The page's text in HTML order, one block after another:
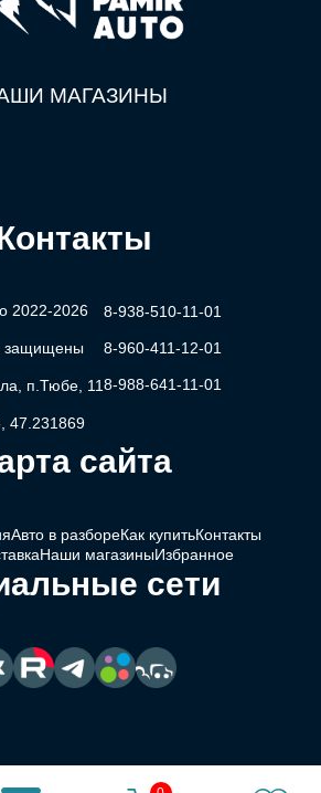
МАГАЗИНЫ
2022-2026
защищены
п.Тюбе, 11
47.231869
8-938-510-11-01
8-960-411-12-01
8-988-641-11-01
сайта
Авто в разбореКак купитьКонтакты
Наши магазиныИзбранное
сети